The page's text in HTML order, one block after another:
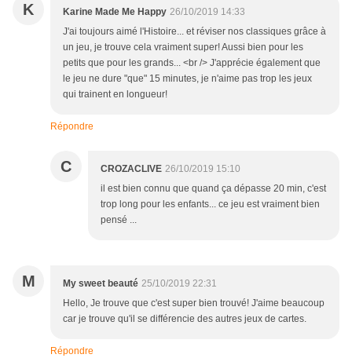
K Karine Made Me Happy 26/10/2019 14:33
J'ai toujours aimé l'Histoire... et réviser nos classiques grâce à
un jeu, je trouve cela vraiment super! Aussi bien pour les
petits que pour les grands... <br /> J'apprécie également que
le jeu ne dure "que" 15 minutes, je n'aime pas trop les jeux
qui trainent en longueur!
Répondre
C CROZACLIVE 26/10/2019 15:10
il est bien connu que quand ça dépasse 20 min, c'est
trop long pour les enfants... ce jeu est vraiment bien
pensé ...
M My sweet beauté 25/10/2019 22:31
Hello, Je trouve que c'est super bien trouvé! J'aime beaucoup
car je trouve qu'il se différencie des autres jeux de cartes.
Répondre